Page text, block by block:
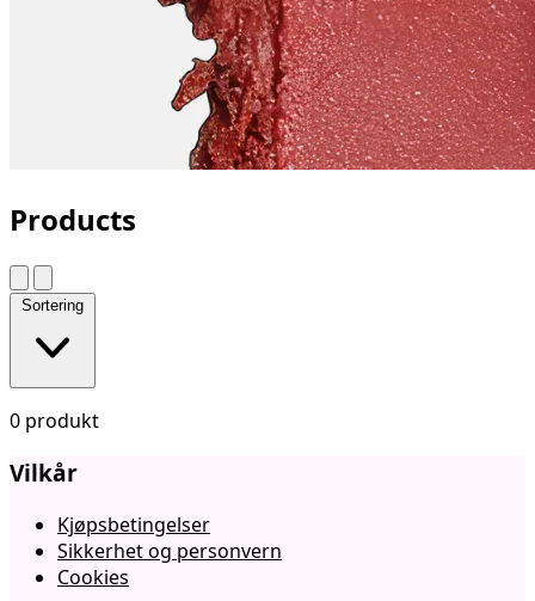
Products
Sortering
0 produkt
Vilkår
Kjøpsbetingelser
Sikkerhet og personvern
Cookies